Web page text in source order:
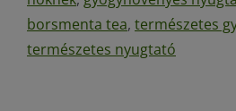
borsmenta tea, természetes
természetes nyugtató